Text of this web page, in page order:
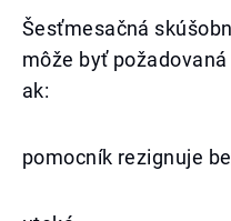
Šesťmesačná
môže byť
ak:
pomocník rezignuje